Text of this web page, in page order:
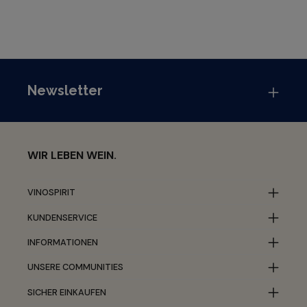
Newsletter
WIR LEBEN WEIN.
VINOSPIRIT
KUNDENSERVICE
INFORMATIONEN
UNSERE COMMUNITIES
SICHER EINKAUFEN